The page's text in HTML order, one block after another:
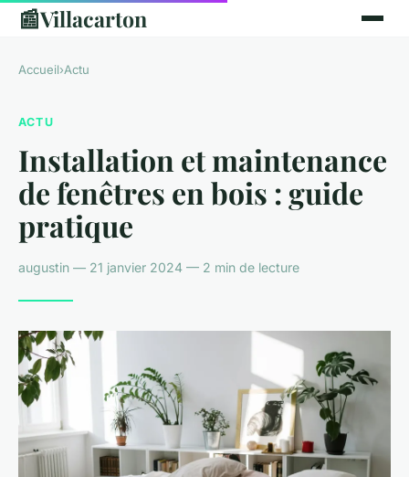
📰Villacarton
Accueil›Actu
ACTU
Installation et maintenance
de fenêtres en bois : guide
pratique
augustin — 21 janvier 2024 — 2 min de lecture